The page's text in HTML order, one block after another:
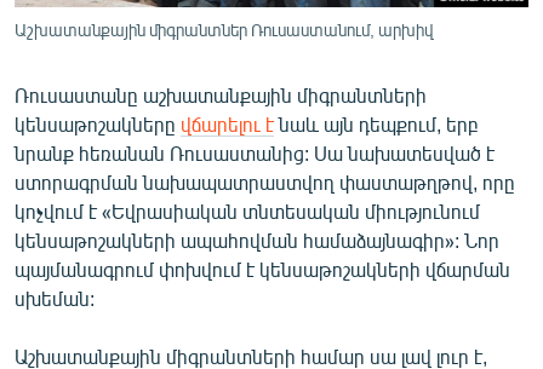
ՏԵՍԱՆՅՈՒԹԵՐ
ԲԱՆԱՎԵՃ
ՁԳՏԵԼՈՎ ԼԱՎԱԳՈՒՅՆԻՆ
ՓՈԴՔԱՍԹ
Հայերեն
Աշխատանքային միգրանտներ Ռուսաստանում, արխիվ
Ռուսաստանը աշխատանքային միգրանտների
կենսաթոշակները վճարելու էնաև այն դեպքում, երբ
նրանք հեռանան Ռուսաստանից: Սա նախատեսված է
ստորագրման նախապատրաստվող փաստաթղթով, որը
կոչվում է «Եվրասիական տնտեսական միությունում
կենսաթոշակների ապահովման համաձայնագիր»: Նոր
պայմանագրում փոխվում է կենսաթոշակների վճարման
սխեման:
Աշխատանքային միգրանտների համար սա լավ լուր է,